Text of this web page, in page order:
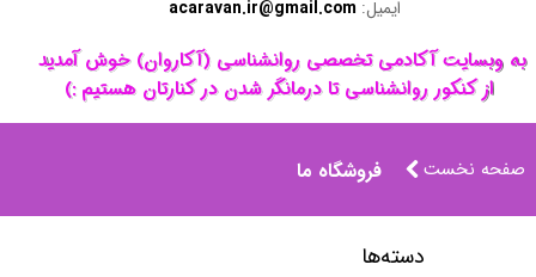
ایمیل: acaravan.ir@gmail.com
​به وبسایت آکادمی تخصصی روانشناسی (آکاروان) خوش آمدید ​​​​​​​
از کنکور روانشناسی تا درمانگر شدن در کنارتان هستیم :)
صفحه نخست فروشگاه ما
دسته‌ها